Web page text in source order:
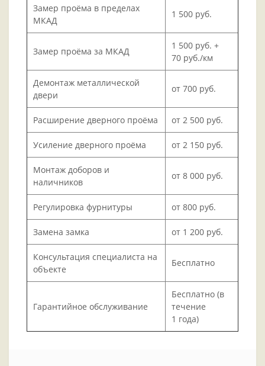
Замер проёма в пределах
МКАД
1 500 руб.
Замер проёма за МКАД
1 500 руб. +
70 руб./км
Демонтаж металлической
двери
от 700 руб.
Расширение дверного проёма от 2 500 руб.
Усиление дверного проёма от 2 150 руб.
Монтаж доборов и
наличников
от 8 000 руб.
Регулировка фурнитуры от 800 руб.
Замена замка от 1 200 руб.
Консультация специалиста на
объекте
Бесплатно
Гарантийное обслуживание
Бесплатно (в
течение
1 года)